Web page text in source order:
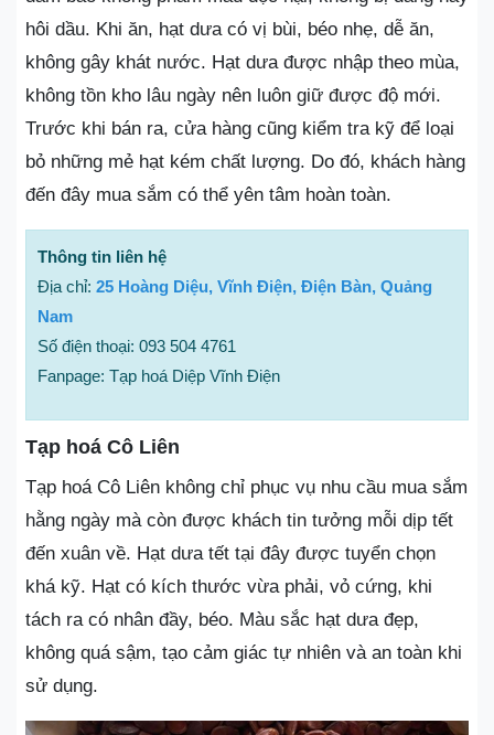
hôi dầu. Khi ăn, hạt dưa có vị bùi, béo nhẹ, dễ ăn,
không gây khát nước. Hạt dưa được nhập theo mùa,
không tồn kho lâu ngày nên luôn giữ được độ mới.
Trước khi bán ra, cửa hàng cũng kiểm tra kỹ để loại
bỏ những mẻ hạt kém chất lượng. Do đó, khách hàng
đến đây mua sắm có thể yên tâm hoàn toàn.
Thông tin liên hệ
Địa chỉ: 25 Hoàng Diệu, Vĩnh Điện, Điện Bàn, Quảng
Nam
Số điện thoại: 093 504 4761
Fanpage: Tạp hoá Diệp Vĩnh Điện
Tạp hoá Cô Liên
Tạp hoá Cô Liên không chỉ phục vụ nhu cầu mua sắm
hằng ngày mà còn được khách tin tưởng mỗi dịp tết
đến xuân về. Hạt dưa tết tại đây được tuyển chọn
khá kỹ. Hạt có kích thước vừa phải, vỏ cứng, khi
tách ra có nhân đầy, béo. Màu sắc hạt dưa đẹp,
không quá sậm, tạo cảm giác tự nhiên và an toàn khi
sử dụng.